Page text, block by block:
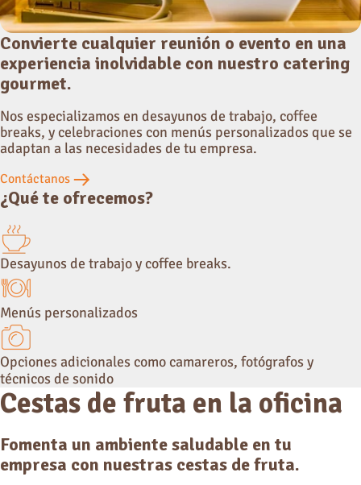
Convierte cualquier reunión o evento en una
experiencia inolvidable con nuestro catering
gourmet.
Nos especializamos en desayunos de trabajo, coffee
breaks, y celebraciones con menús personalizados que se
adaptan a las necesidades de tu empresa.
Contáctanos
¿Qué te ofrecemos?
Desayunos de trabajo y coffee breaks.
Menús personalizados
Opciones adicionales como camareros, fotógrafos y
técnicos de sonido
Cestas de fruta en la oficina
Fomenta un ambiente saludable en tu
empresa con nuestras cestas de fruta.